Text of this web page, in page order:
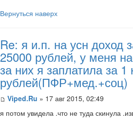
Вернуться наверх
Re: я и.п. на усн доход
25000 рублей, у меня
за них я заплатила за 1
рублей(ПФР+мед.+соц)
Viped.Ru » 17 авг 2015, 02:49
я потом увидела .что не туда скинула